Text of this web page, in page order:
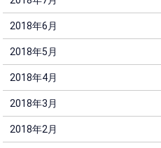
2018年6月
2018年5月
2018年4月
2018年3月
2018年2月